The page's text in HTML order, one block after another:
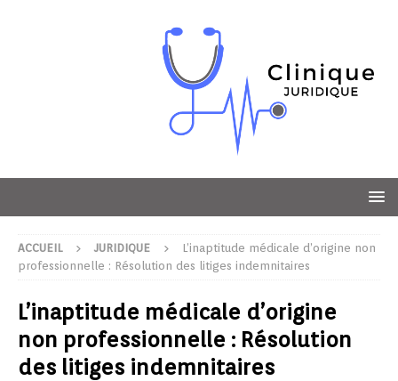
ACCUEIL JURIDIQUE
L’inaptitude médicale d’origine non
professionnelle : Résolution des litiges indemnitaires
L’inaptitude médicale d’origine
non professionnelle : Résolution
des litiges indemnitaires